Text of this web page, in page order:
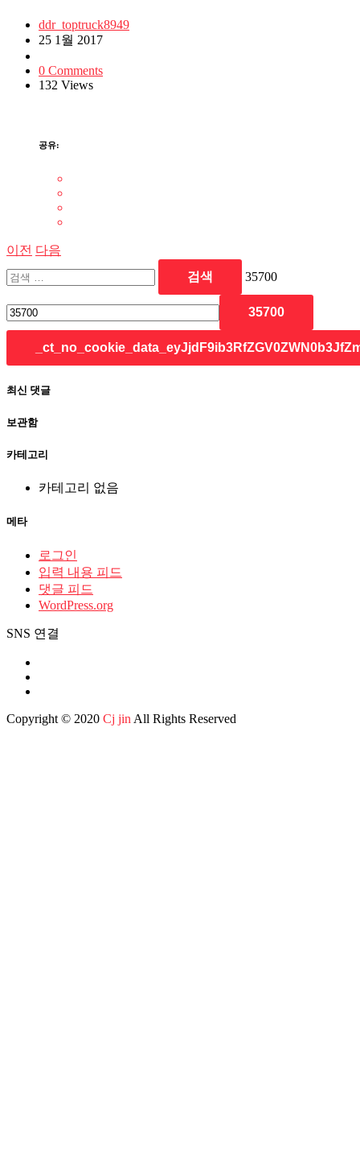
ddr_toptruck8949
25 1월 2017
0 Comments
132 Views
공유:
이전 다음
35700
최신 댓글
보관함
카테고리
카테고리 없음
메타
로그인
입력 내용 피드
댓글 피드
WordPress.org
SNS 연결
Copyright © 2020 Cj jin All Rights Reserved